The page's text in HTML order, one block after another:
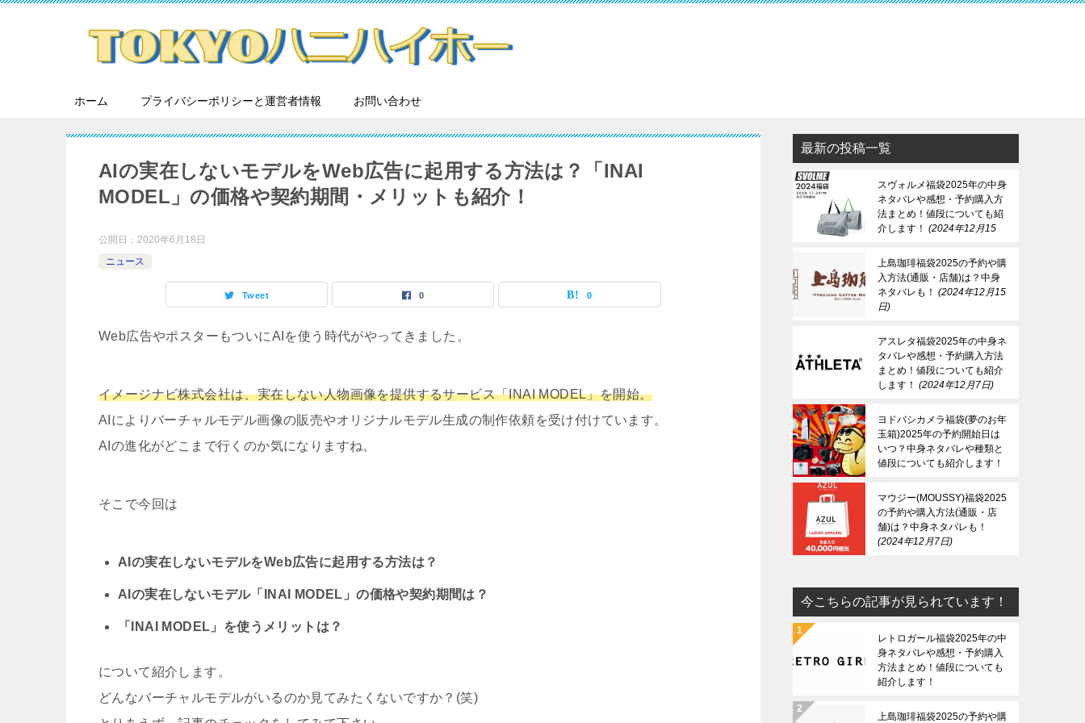
ホーム プライバシーポリシーと運営者情報 お問い合わせ
AIの実在しないモデルをWeb広告に起用する方法は？「INAI
MODEL」の価格や契約期間・メリットも紹介！
公開日： 2020年6月18日
ニュース
Tweet 0 0
Web広告やポスターもついにAIを使う時代がやってきました。
イメージナビ株式会社は、実在しない人物画像を提供するサービス「INAI MODEL」を開始。
AIによりバーチャルモデル画像の販売やオリジナルモデル生成の制作依頼を受け付けています。
AIの進化がどこまで行くのか気になりますね。
そこで今回は
AIの実在しないモデルをWeb広告に起用する方法は？
AIの実在しないモデル「INAI MODEL」の価格や契約期間は？
「INAI MODEL」を使うメリットは？
について紹介します。
どんなバーチャルモデルがいるのか見てみたくないですか？(笑)
最新の投稿一覧
スヴォルメ福袋2025年の中身
ネタバレや感想・予約購入方
法まとめ！値段についても紹
介します！
2024年12月15
上島珈琲福袋2025の予約や購
入方法(通販・店舗)は？中身
ネタバレも！
2024年12月15
日
アスレタ福袋2025年の中身ネ
タバレや感想・予約購入方法
まとめ！値段についても紹介
します！
2024年12月7日
ヨドバシカメラ福袋(夢のお年
玉箱)2025年の予約開始日は
いつ？中身ネタバレや種類と
値段についても紹介します！
マウジー(MOUSSY)福袋2025
の予約や購入方法(通販・店
舗)は？中身ネタバレも！
2024年12月7日
今こちらの記事が見られています！
レトロガール福袋2025年の中
身ネタバレや感想・予約購入
方法まとめ！値段についても
紹介します！
上島珈琲福袋2025の予約や購